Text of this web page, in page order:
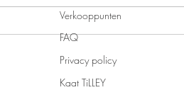
Verkooppunten
FAQ
Privacy policy
Kaat TiLLEY